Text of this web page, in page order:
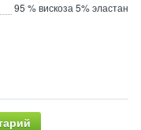
95 % вискоза 5% эластан